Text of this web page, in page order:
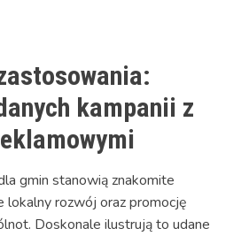
kampanii z
gmin stanowią znakomite
lokalny rozwój oraz promocję
Doskonale ilustrują to udane